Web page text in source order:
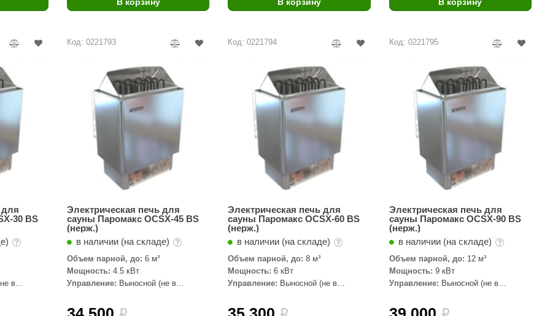
В корзину В корзину В корзину
для
30 BS
в
Код: 0221793
Электрическая печь для
сауны Паромакс OCSX-45 BS
(нерж.)
в наличии (на складе)
Объем парной, до: 6 м³
Мощность: 4.5 кВт
Управление: Выносной (не в
i
Код: 0221794
Электрическая печь для
сауны Паромакс OCSX-60 BS
(нерж.)
в наличии (на складе)
Объем парной, до: 8 м³
Мощность: 6 кВт
Управление: Выносной (не в
i
Код: 0221795
Электрическая печь для
сауны Паромакс OCSX-90 BS
(нерж.)
в наличии (на складе)
Объем парной, до: 12 м³
Мощность: 9 кВт
Управление: Выносной (не в
i